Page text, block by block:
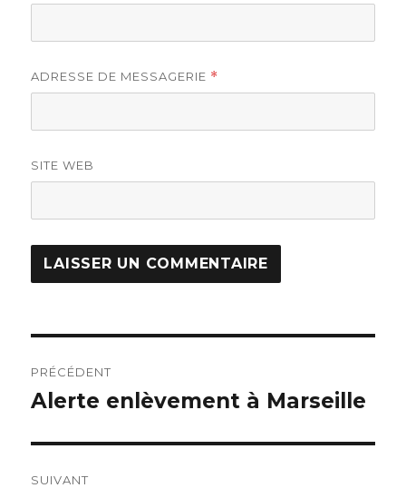
ADRESSE DE MESSAGERIE *
SITE WEB
de
PRÉCÉDENT
Article
Alerte enlèvement à Marseille
SUIVANT